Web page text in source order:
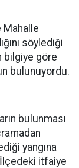
Mahalle
söylediği
bilgiye göre
bulunuyordu.
bulunması
yangına
itfaiye